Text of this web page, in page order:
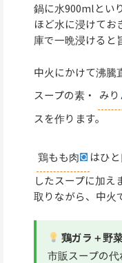
鍋に水900mlとい
ほど水に浸けてお
庫で一晩浸けると
中火にかけて沸騰
スープの素・
み
スを作ります。
鶏もも肉
はひ
したスープに加え
取りながら、中火
鶏ガラ＋野
市販スープの